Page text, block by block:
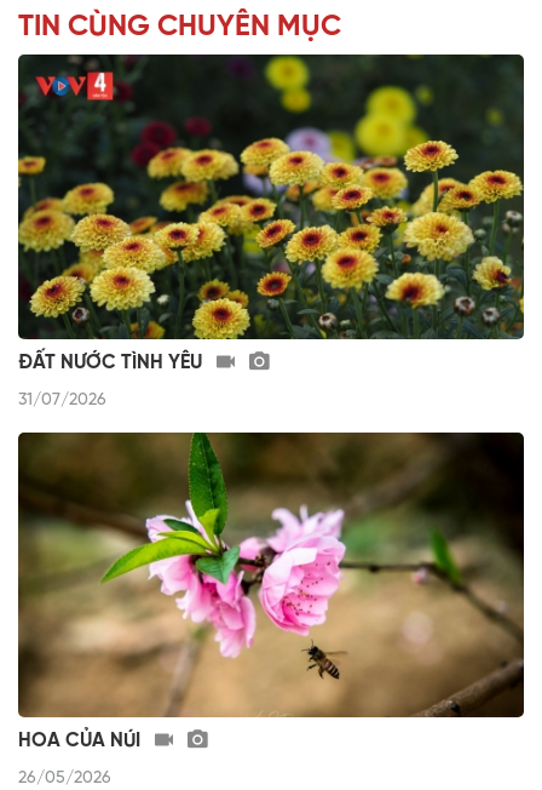
TIN CÙNG CHUYÊN MỤC
ĐẤT NƯỚC TÌNH YÊU
31/07/2026
HOA CỦA NÚI
26/05/2026